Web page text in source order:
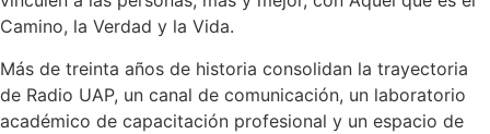
Camino, la Verdad y la Vida.
Más de treinta años de historia consolidan la trayectoria
de Radio UAP, un canal de comunicación, un laboratorio
académico de capacitación profesional y un espacio de